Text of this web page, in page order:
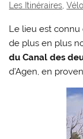
Les Itinéraires,
Le lieu est connu
de plus en plus
du Canal des
d’Agen, en